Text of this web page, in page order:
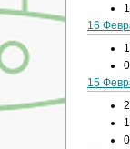
16
15